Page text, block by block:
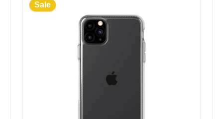
Sale